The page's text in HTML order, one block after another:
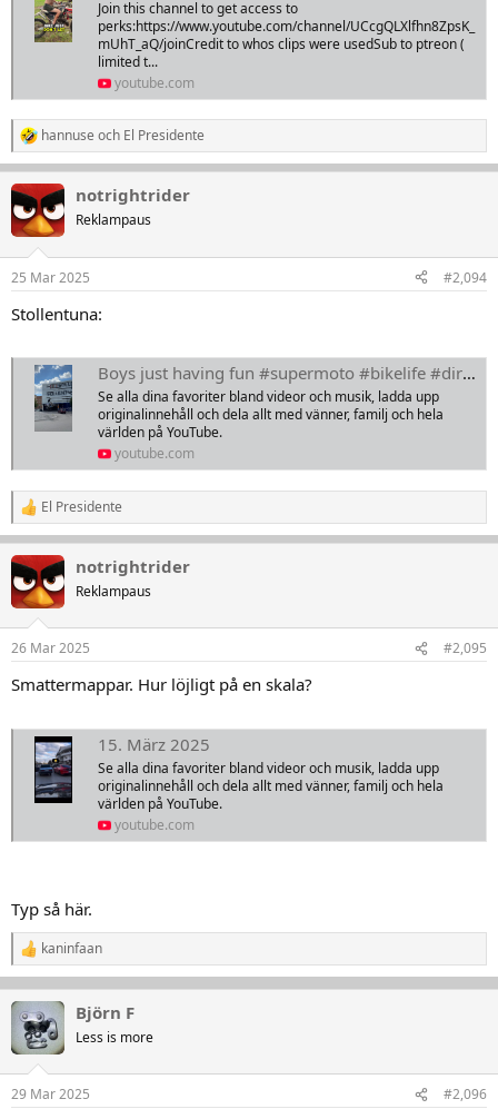
Join this channel to get access to
perks:https://www.youtube.com/channel/UCcgQLXlfhn8ZpsK_
mUhT_aQ/joinCredit to whos clips were usedSub to ptreon (
limited t...
youtube.com
R
e
k
t
i
e
:
hannuse och El Presidente
notrightrider
Reklampaus
25 Mar 2025 #2,094
Stollentuna:
Boys just having fun #supermoto #bikelife #dirtbike #motocross #yamaha #yz450f
Se alla dina favoriter bland videor och musik, ladda upp
originalinnehåll och dela allt med vänner, familj och hela
världen på YouTube.
youtube.com
R
e
a
k
t
i
e
:
El Presidente
notrightrider
Reklampaus
26 Mar 2025 #2,095
Smattermappar. Hur löjligt på en skala?
15. März 2025
Se alla dina favoriter bland videor och musik, ladda upp
originalinnehåll och dela allt med vänner, familj och hela
världen på YouTube.
youtube.com
Typ så här.
R
e
a
k
t
i
n
e
kaninfaan
Björn F
Less is more
29 Mar 2025 #2,096